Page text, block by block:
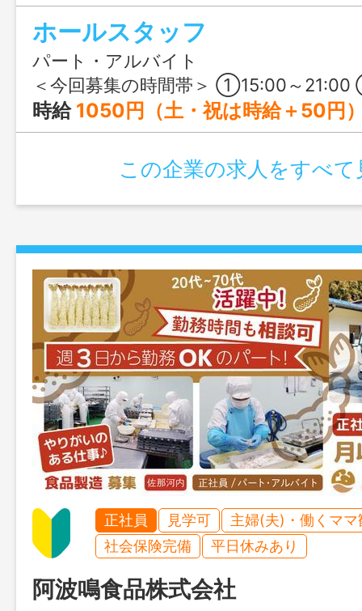
ホールスタッフ
パート・アルバイト
＜今回募集の時間帯＞ ①15:00～21:00 ②16:00～21:00 ③17:00～21:00 ※お客さまの入り状況によって、 20:00-21:00間で終業時間が変動します。 ※土
時給 1050円（土・祝は時給＋50円
この企業の求人をすべて
正社員 見学可
主婦(夫)・働くママ
社会保険完備
平日休みあり
阿波鳴食品株式会社